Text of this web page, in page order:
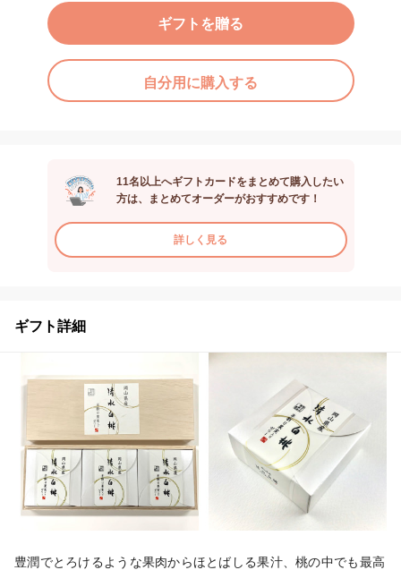
ギフトを贈る
自分用に購入する
11名以上へギフトカードをまとめて購入したい
方は、まとめてオーダーがおすすめです！
詳しく見る
ギフト詳細
豊潤でとろけるような果肉からほとばしる果汁、桃の中でも最高